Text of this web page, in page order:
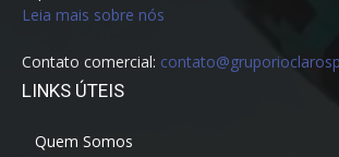
Leia mais sobre nós
Contato comercial:
LINKS ÚTEIS
Quem Somos